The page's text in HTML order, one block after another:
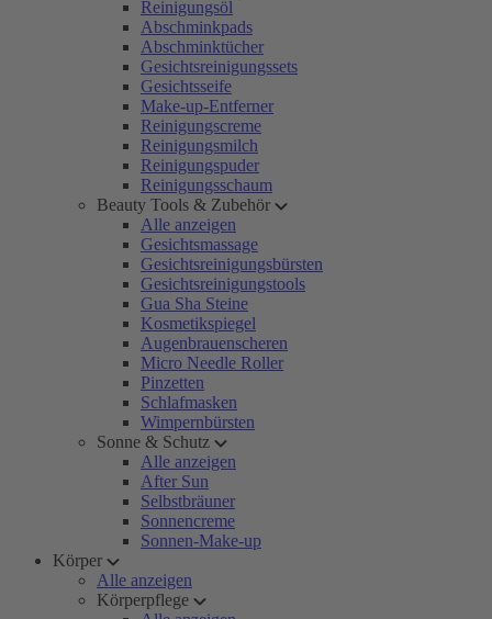
Reinigungsöl
Abschminkpads
Abschminktücher
Gesichtsreinigungssets
Gesichtsseife
Make-up-Entferner
Reinigungscreme
Reinigungsmilch
Reinigungspuder
Reinigungsschaum
Beauty Tools & Zubehör
Alle anzeigen
Gesichtsmassage
Gesichtsreinigungsbürsten
Gesichtsreinigungstools
Gua Sha Steine
Kosmetikspiegel
Augenbrauenscheren
Micro Needle Roller
Pinzetten
Schlafmasken
Wimpernbürsten
Sonne & Schutz
Alle anzeigen
After Sun
Selbstbräuner
Sonnencreme
Sonnen-Make-up
Körper
Alle anzeigen
Körperpflege